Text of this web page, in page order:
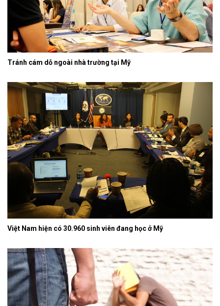
Tránh cám dỗ ngoài nhà trường tại Mỹ
Việt Nam hiện có 30.960 sinh viên đang học ở Mỹ